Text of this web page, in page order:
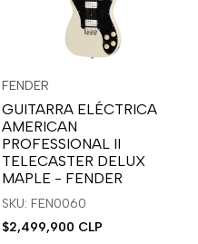
sesión
para
usar
la
lista
deseos.
sesión
para
usar
Compare
Vista
Proveedor:
FENDER
GUITARRA ELÉCTRICA
AMERICAN
PROFESSIONAL II
TELECASTER DELUX
MAPLE - FENDER
SKU: FEN0060
Precio
$2,499,900 CLP